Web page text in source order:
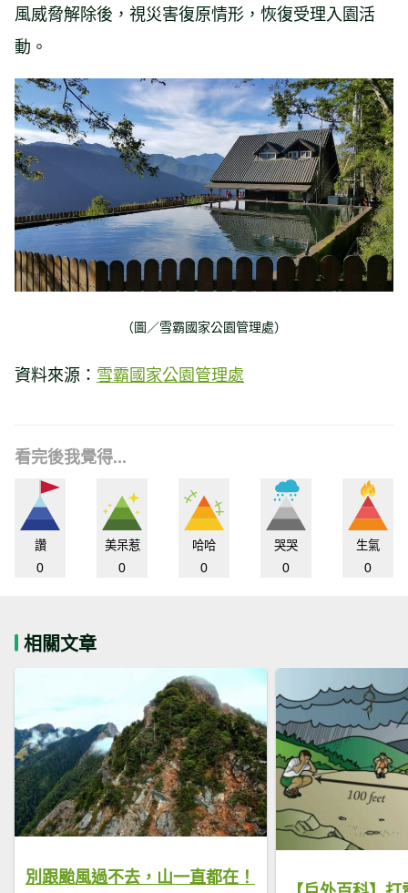
風威脅解除後，視災害復原情形，恢復受理入園活
動。
（圖／雪霸國家公園管理處）
資料來源： 雪霸國家公園管理處
看完後我覺得...
讚
0
美呆惹
0
哈哈
0
哭哭
0
生氣
0
相關文章
別跟颱風過不去，山一直都在！